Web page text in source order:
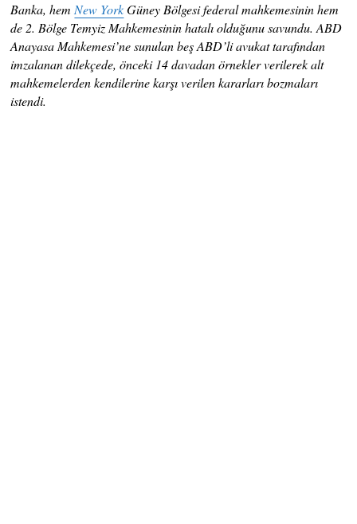
Banka, hem New YorkGüney Bölgesi federal mahkemesinin hem
de 2. Bölge Temyiz Mahkemesinin hatalı olduğunu savundu. ABD
Anayasa Mahkemesi’ne sunulan beş ABD’li avukat tarafından
imzalanan dilekçede, önceki 14 davadan örnekler verilerek alt
mahkemelerden kendilerine karşı verilen kararları bozmaları
istendi.